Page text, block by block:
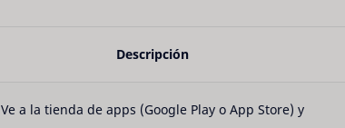
Descripción
Ve a la tienda de apps (Google Play o App Store) y